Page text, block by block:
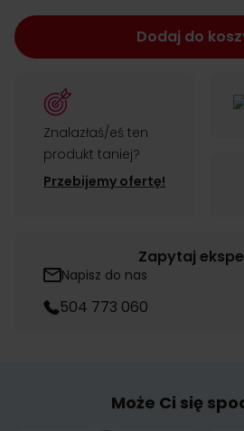
Dodaj do
Znalazłaś/eś ten
produkt taniej?
Przebijemy ofertę!
Zapytaj
Napisz do nas
504 773 060
Może Ci się